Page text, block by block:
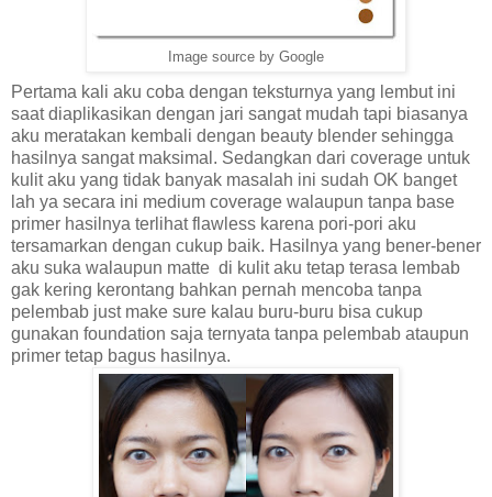
Image source by Google
Pertama kali aku coba dengan teksturnya yang lembut ini
saat diaplikasikan dengan jari sangat mudah tapi biasanya
aku meratakan kembali dengan beauty blender sehingga
hasilnya sangat maksimal. Sedangkan dari coverage untuk
kulit aku yang tidak banyak masalah ini sudah OK banget
lah ya secara ini medium coverage walaupun tanpa base
primer hasilnya terlihat flawless karena pori-pori aku
tersamarkan dengan cukup baik. Hasilnya yang bener-bener
aku suka walaupun matte di kulit aku tetap terasa lembab
gak kering kerontang bahkan pernah mencoba tanpa
pelembab just make sure kalau buru-buru bisa cukup
gunakan foundation saja ternyata tanpa pelembab ataupun
primer tetap bagus hasilnya.